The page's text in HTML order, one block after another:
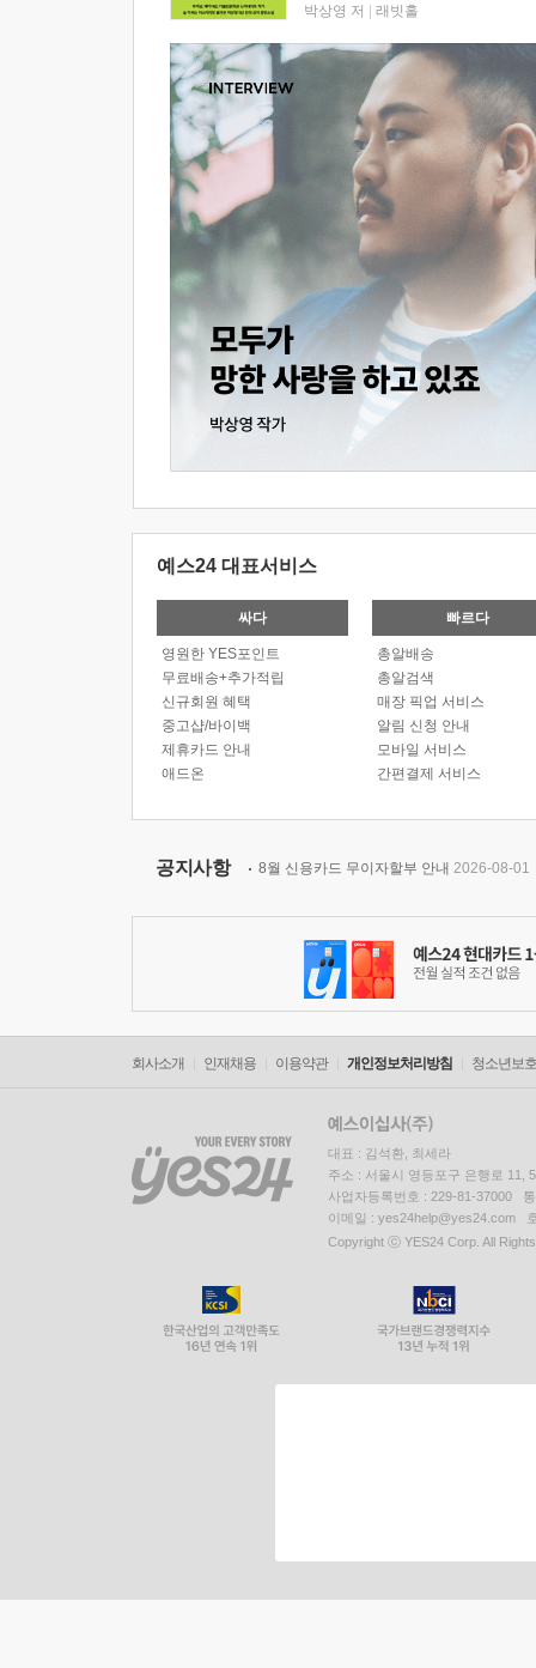
박상영 저 래빗홀
예스24 대표서비스
싸다
영원한 YES포인트
무료배송+추가적립
신규회원 혜택
중고샵/바이백
제휴카드 안내
애드온
빠르다
총알배송
총알검색
매장 픽업 서비스
알림 신청 안내
모바일 서비스
간편결제 서비스
공지사항 8월 신용카드 무이자할부 안내 2026-08-01
회사소개 인재채용 이용약관 개인정보처리방침 청소년보
대표 : 김석환, 최세라
주소 : 서울시 영등포구 은행로 11,
사업자등록번호 : 229-81-37000
이메일 : yes24help@yes24.com
Copyright ⓒ YES24 Corp. All